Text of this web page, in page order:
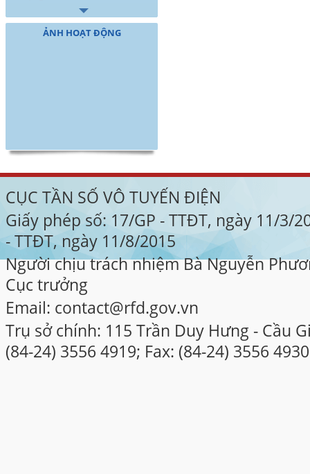
ẢNH HOẠT ĐỘNG
CỤC TẦN SỐ VÔ TUYẾN ĐIỆN
Giấy phép số: 17/GP - TTĐT, ngày 11/3/
- TTĐT, ngày 11/8/2015
Người chịu trách nhiệm Bà Nguyễn
Cục trưởng
Email: contact@rfd.gov.vn
Trụ sở chính: 115 Trần Duy Hưng - Cầu
(84-24) 3556 4919; Fax: (84-24) 3556 4930